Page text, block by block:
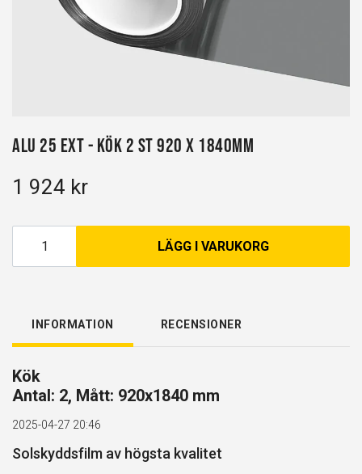
Alu 25 EXT - Kök 2 st 920 x 1840mm
1 924 kr
LÄGG I VARUKORG
INFORMATION RECENSIONER
Kök
Antal: 2, Mått: 920x1840 mm
2025-04-27 20:46
Solskyddsfilm av högsta kvalitet